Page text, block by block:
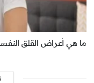
ما هي أعراض القلق